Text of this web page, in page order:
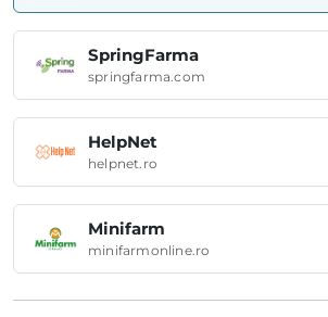
SpringFarma
springfarma.com
HelpNet
helpnet.ro
Minifarm
minifarmonline.ro